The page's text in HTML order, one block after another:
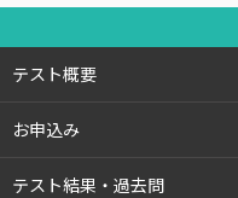
テスト概要
お申込み
テスト結果・過去問